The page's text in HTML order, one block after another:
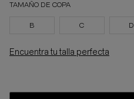
TAMAÑO DE COPA
B C D
Encuentra tu talla perfecta